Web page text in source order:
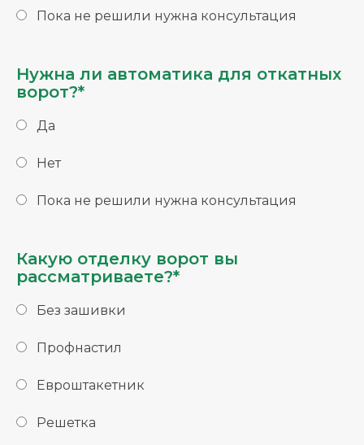
Пока не решили нужна консультация
Нужна ли автоматика для откатных
ворот?*
Да
Нет
Пока не решили нужна консультация
Какую отделку ворот вы
рассматриваете?*
Без зашивки
Профнастил
Евроштакетник
Решетка